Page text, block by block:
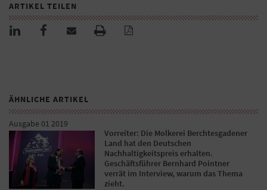
ARTIKEL TEILEN
ÄHNLICHE ARTIKEL
Ausgabe 01 2019
Vorreiter: Die Molkerei Berchtesgadener
Land hat den Deutschen
Nachhaltigkeitspreis erhalten.
Geschäftsführer Bernhard Pointner
verrät im Interview, warum das Thema
zieht.